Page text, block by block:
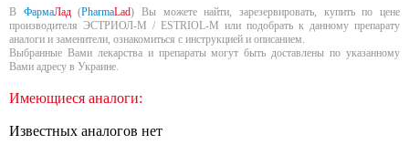
В ФармаЛад(PharmaLad) Вы можете найти, зарезервировать, купить по цене
производителя ЭСТРИОЛ-М / ESTRIOL-M или подобрать к данному препарату
аналоги и заменители, ознакомиться с инструкцией и описанием.
Выбранные Вами лекарства и препараты могут быть доставлены по указанному
Вами адресу в Украине.
Имеющиеся аналоги:
Известных аналогов нет